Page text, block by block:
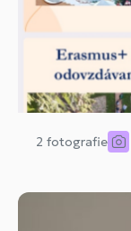
2 fotografie